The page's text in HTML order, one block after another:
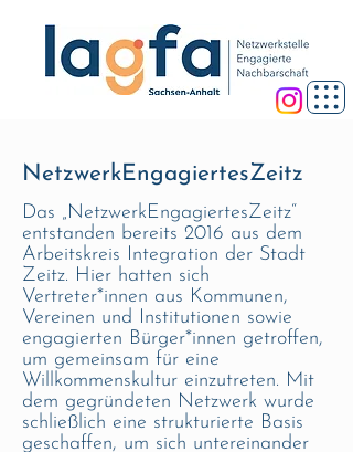
NetzwerkEngagiertesZeitz
Das „NetzwerkEngagiertesZeitz“
entstanden bereits 2016 aus dem
Arbeitskreis Integration der Stadt
Zeitz. Hier hatten sich
Vertreter*innen aus Kommunen,
Vereinen und Institutionen sowie
engagierten Bürger*innen getroffen,
um gemeinsam für eine
Willkommenskultur einzutreten. Mit
dem gegründeten Netzwerk wurde
schließlich eine strukturierte Basis
geschaffen, um sich untereinander